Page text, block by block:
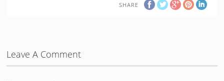
SHARE
Leave A Comment